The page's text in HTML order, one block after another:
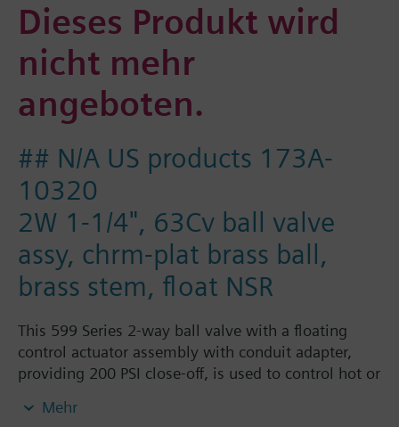
Dieses Produkt wird
nicht mehr
angeboten.
## N/A US products 173A-
10320
2W 1-1/4", 63Cv ball valve
assy, chrm-plat brass ball,
brass stem, float NSR
This 599 Series 2-way ball valve with a floating
control actuator assembly with conduit adapter,
providing 200 PSI close-off, is used to control hot or
convectors, fan coil units, unit conditioners,
Mehr